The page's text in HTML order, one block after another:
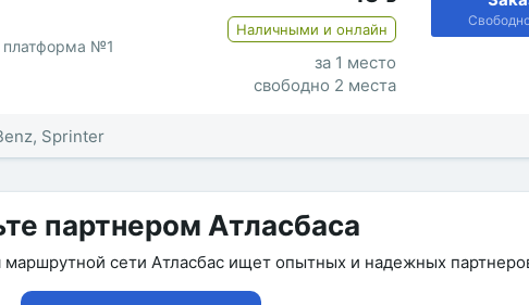
платформа №1
Наличными и онлайн
за 1 место
свободно 2 места
Sprinter
партнером Атласбаса
маршрутной сети Атласбас ищет опытных и надежных